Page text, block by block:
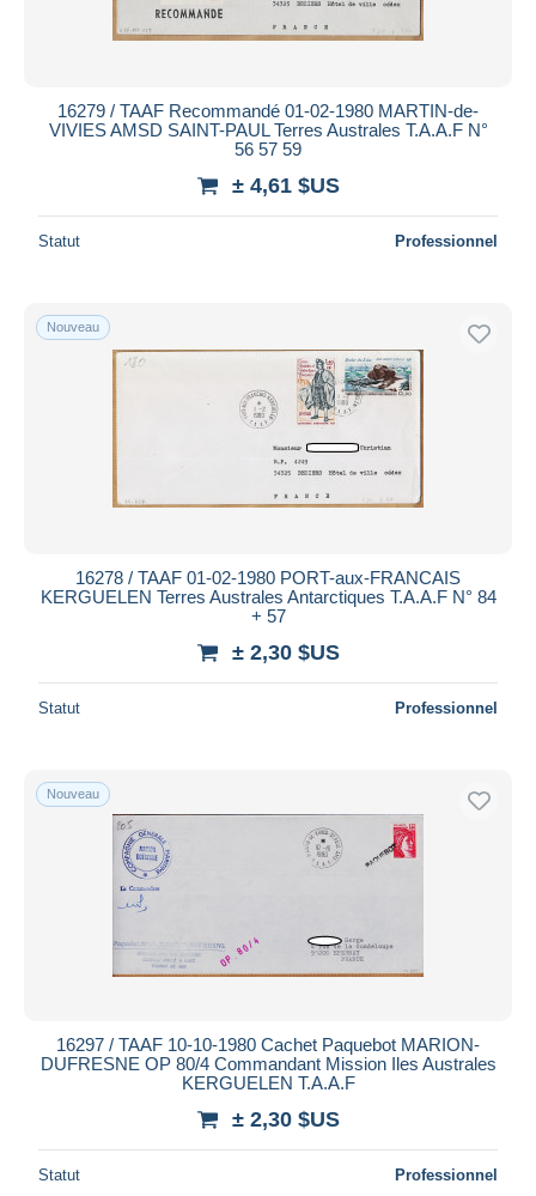
16279 / TAAF Recommandé 01-02-1980 MARTIN-de-
VIVIES AMSD SAINT-PAUL Terres Australes T.A.A.F N°
56 57 59
± 4,61 $US
Statut Professionnel
Nouveau
16278 / TAAF 01-02-1980 PORT-aux-FRANCAIS
KERGUELEN Terres Australes Antarctiques T.A.A.F N° 84
+ 57
± 2,30 $US
Statut Professionnel
Nouveau
16297 / TAAF 10-10-1980 Cachet Paquebot MARION-
DUFRESNE OP 80/4 Commandant Mission Iles Australes
KERGUELEN T.A.A.F
± 2,30 $US
Statut Professionnel